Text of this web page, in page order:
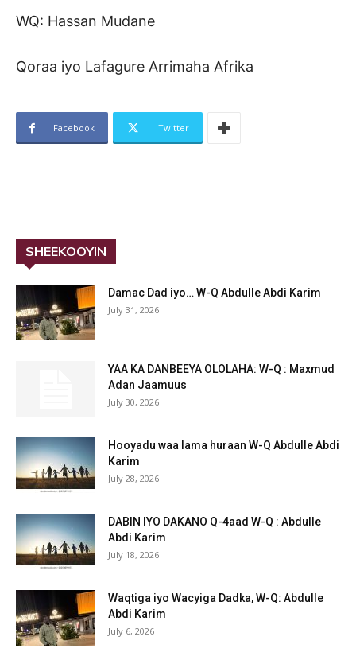
WQ: Hassan Mudane
Qoraa iyo Lafagure Arrimaha Afrika
Facebook Twitter
SHEEKOOYIN
Damac Dad iyo… W-Q Abdulle Abdi Karim
July 31, 2026
YAA KA DANBEEYA OLOLAHA: W-Q : Maxmud
Adan Jaamuus
July 30, 2026
Hooyadu waa lama huraan W-Q Abdulle Abdi
Karim
July 28, 2026
DABIN IYO DAKANO Q-4aad W-Q : Abdulle
Abdi Karim
July 18, 2026
Waqtiga iyo Wacyiga Dadka, W-Q: Abdulle
Abdi Karim
July 6, 2026